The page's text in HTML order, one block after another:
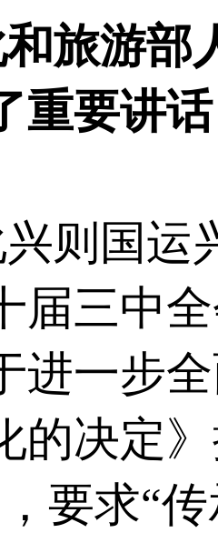
旅游部
重要讲
则国运
届三中
进一步
的决定
要求“